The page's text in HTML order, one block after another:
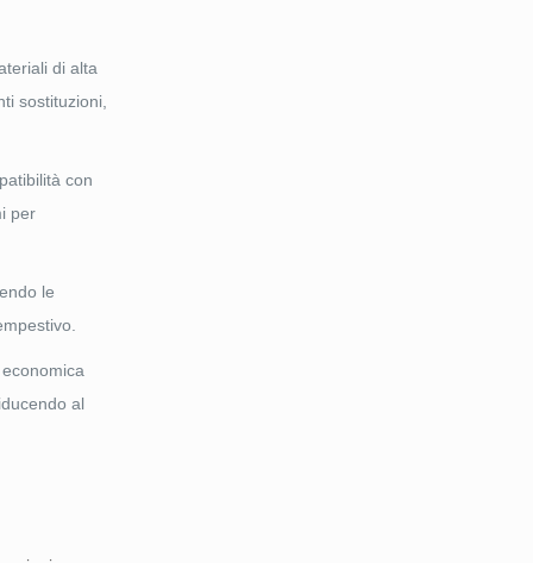
di alta
sostituzioni,
con
per
le
al